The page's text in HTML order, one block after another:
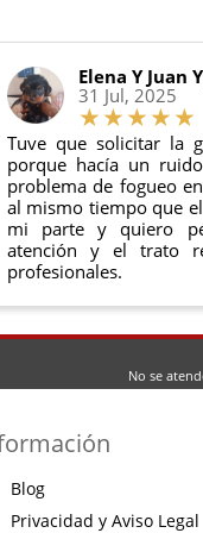
Elena Y Juan
31 Jul, 2025
Tuve que solicitar la
porque hacía un
problema de fogueo
al mismo tiempo que
mi parte y quiero
atención y el trato
profesionales.
No se
Blog
Privacidad y Aviso Legal